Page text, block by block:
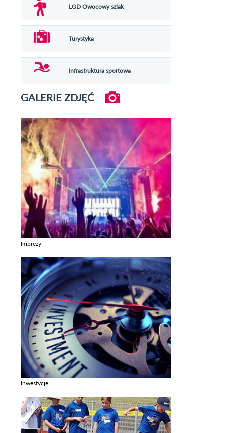
LGD Owocowy szlak
Turystyka
Infrastruktura sportowa
GALERIE ZDJĘĆ
Imprezy
Inwestycje